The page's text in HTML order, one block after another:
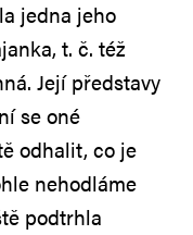
jedna jeho
t. č. též
Její představy
se oné
odhalit, co je
nehodláme
podtrhla